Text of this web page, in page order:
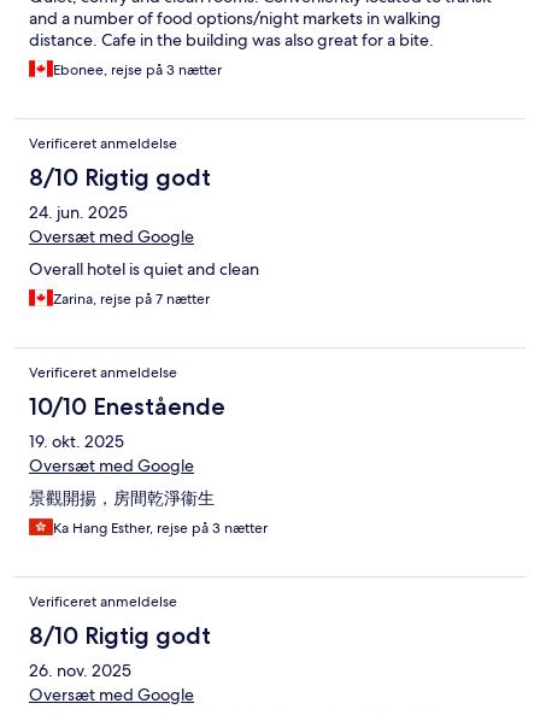
and a number of food options/night markets in walking
distance. Cafe in the building was also great for a bite.
Ebonee, rejse på 3 nætter
Verificeret anmeldelse
8/10 Rigtig godt
24. jun. 2025
Oversæt med Google
Overall hotel is quiet and clean
Zarina, rejse på 7 nætter
Verificeret anmeldelse
10/10 Enestående
19. okt. 2025
Oversæt med Google
景觀開揚，房間乾淨衞生
Ka Hang Esther, rejse på 3 nætter
Verificeret anmeldelse
8/10 Rigtig godt
26. nov. 2025
Oversæt med Google